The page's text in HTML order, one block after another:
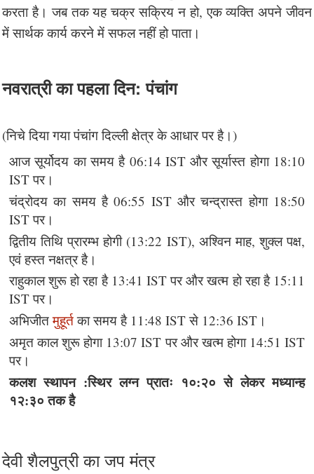
करता है। जब तक यह चक्र सक्रिय न हो, एक व्यक्ति अपने जीवन
में सार्थक कार्य करने में सफल नहीं हो पाता।
नवरात्री का पहला दिन: पंचांग
(निचे दिया गया पंचांग दिल्ली क्षेत्र के आधार पर है।)
आज सूर्योदय का समय है 06:14 IST और सूर्यास्त होगा 18:10
IST पर।
चंद्रोदय का समय है 06:55 IST और चन्द्रास्त होगा 18:50
IST पर।
द्वितीय तिथि प्रारम्भ होगी (13:22 IST), अश्विन माह, शुक्ल पक्ष,
एवं हस्त नक्षत्र है।
राहुकाल शुरू हो रहा है 13:41 IST पर और खत्म हो रहा है 15:11
IST पर।
अभिजीतमुहूर्तका समय है 11:48 IST से 12:36 IST।
अमृत काल शुरू होगा 13:07 IST पर और खत्म होगा 14:51 IST
पर।
कलश स्थापन :स्थिर लग्न प्रातः १०:२० से लेकर मध्यान्ह
१२:३० तक है
देवी शैलपुत्री का जप मंत्र